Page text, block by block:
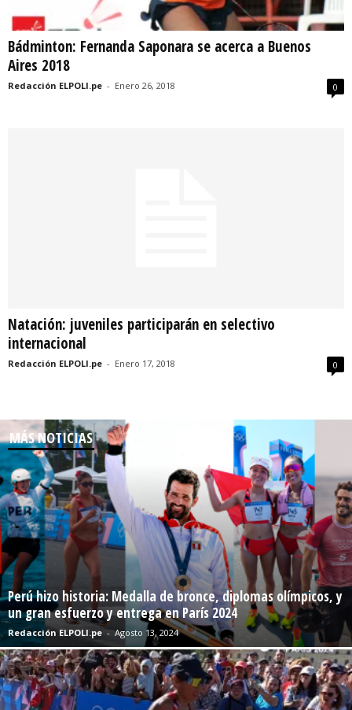
Bádminton: Fernanda Saponara se acerca a Buenos
Aires 2018
Redacción ELPOLI.pe - Enero 26, 2018 0
Natación: juveniles participarán en selectivo
internacional
Redacción ELPOLI.pe - Enero 17, 2018 0
MÁS NOTICIAS
Perú hizo historia: Medalla de bronce, diplomas olímpicos, y
un gran esfuerzo y entrega en París 2024
Redacción ELPOLI.pe - Agosto 13, 2024